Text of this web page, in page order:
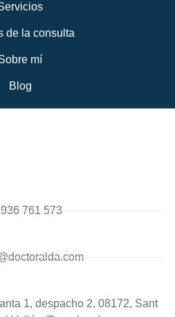
de la consulta
mí
Blog
936 761 573
1, despacho 2, 08172, Sant